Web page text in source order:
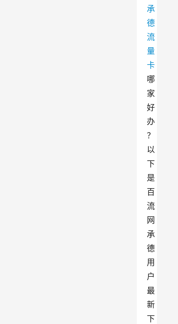
承
德
流
量
卡
哪
家
好
办
？
以
下
是
百
流
网
承
德
用
户
最
新
下